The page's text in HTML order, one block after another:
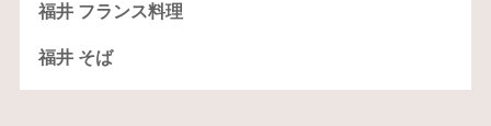
福井 フランス料理
福井 そば